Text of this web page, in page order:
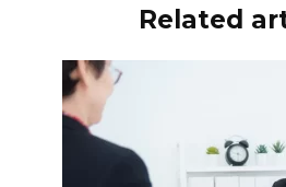
Related